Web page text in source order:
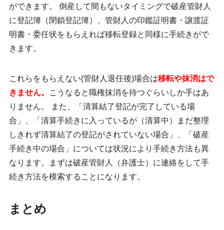
ができます。 倒産して間もないタイミングで破産管財人
に登記簿（閉鎖登記簿）、管財人の印鑑証明書・譲渡証
明書・委任状をもらえれば移転登録と同様に手続きがで
きます。
これらをもらえない(管財人退任後)場合は移転や抹消はで
きません。
こうなると職権抹消を待つぐらいしか手はあ
りません。 また、「清算結了登記が完了している場
合」、「清算手続きに入っているが（清算中）まだ整理
しきれず清算結了の登記がされていない場合」、「破産
手続き中の場合」については状況により手続き方法も異
なります。まずは破産管財人（弁護士）に連絡をして手
続き方法を模索することになります。
まとめ